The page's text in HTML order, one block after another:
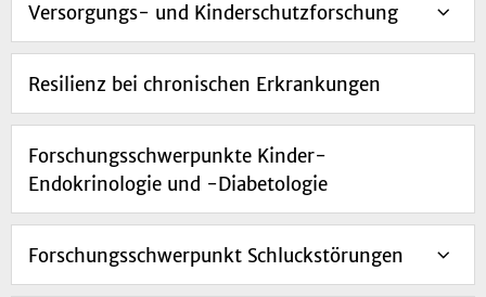
Versorgungs- und Kinderschutzforschung
Resilienz bei chronischen Erkrankungen
Forschungsschwerpunkte Kinder-
Endokrinologie und -Diabetologie
Forschungsschwerpunkt Schluckstörungen